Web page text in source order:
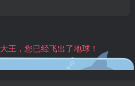
大王，您已经飞出了地球！